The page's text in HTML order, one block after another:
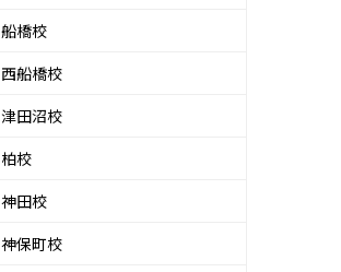
船橋校
西船橋校
津田沼校
柏校
神田校
神保町校